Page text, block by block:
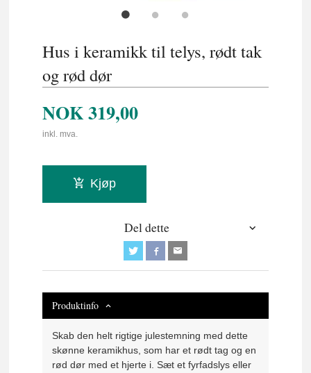
Hus i keramikk til telys, rødt tak
og rød dør
NOK319,00
inkl. mva.
Kjøp
Del dette
Produktinfo
Skab den helt rigtige julestemning med dette
skønne keramikhus, som har et rødt tag og en
rød dør med et hjerte i. Sæt et fyrfadslys eller